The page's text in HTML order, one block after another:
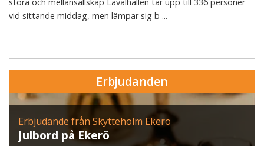
vid sittande middag, men lämpar sig b ...
Erbjudanden
Erbjudande från Skytteholm Ekerö
Julbord på Ekerö